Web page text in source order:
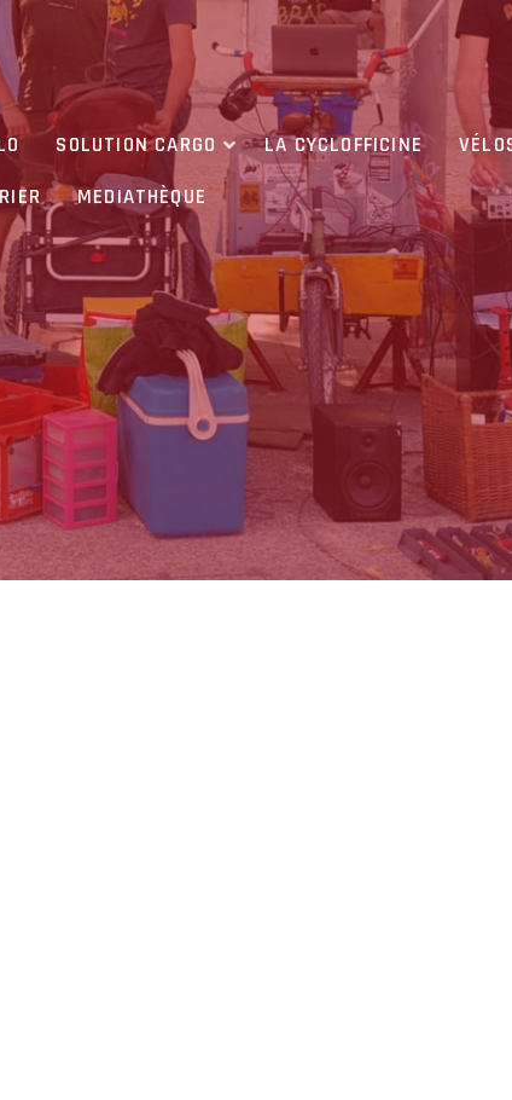
SOLUTION CARGO LA CYCLOFFICINE
MEDIATHÈQUE